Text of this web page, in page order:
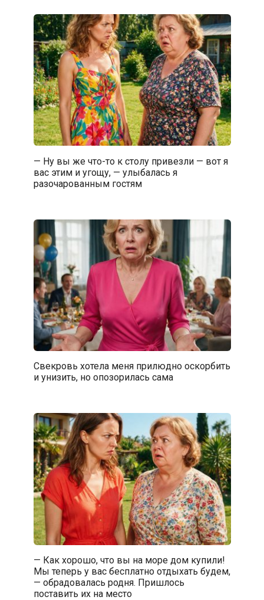
— Ну вы же что-то к столу привезли — вот я
вас этим и угощу, — улыбалась я
разочарованным гостям
Свекровь хотела меня прилюдно оскорбить
и унизить, но опозорилась сама
— Как хорошо, что вы на море дом купили!
Мы теперь у вас бесплатно отдыхать будем,
— обрадовалась родня. Пришлось
поставить их на место